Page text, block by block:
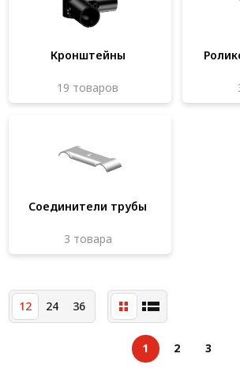
Система V-паза NEW!
Крейты и кассеты Subrack systems
Радиаторный алюминиевый профиль
Лист алюминиевый
Услуги дополнительной обработки
Кронштейны
19 товаров
Соединители трубы
3 товара
12 24 36
1 2 3